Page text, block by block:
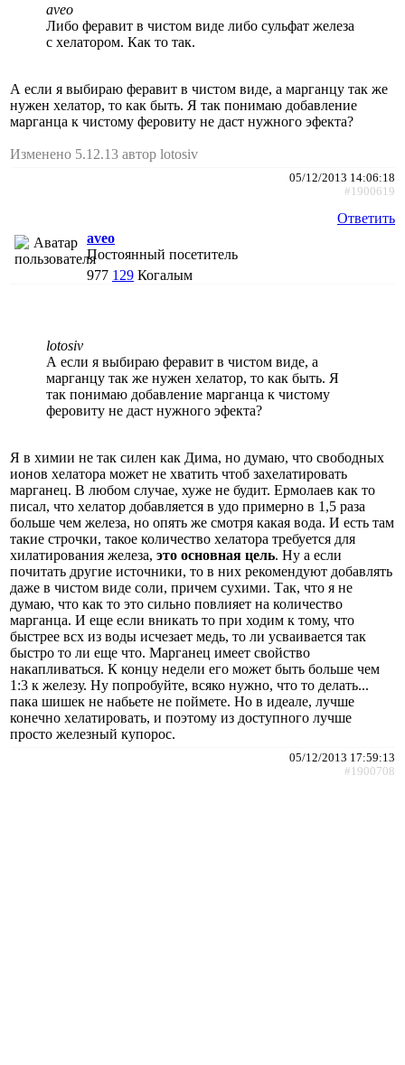
aveo
Либо феравит в чистом виде либо сульфат железа
с хелатором. Как то так.
А если я выбираю феравит в чистом виде, а марганцу так же
нужен хелатор, то как быть. Я так понимаю добавление
марганца к чистому феровиту не даст нужного эфекта?
Изменено 5.12.13 автор lotosiv
05/12/2013 14:06:18
#1900619
Ответить
aveo
Постоянный посетитель
977 129 Когалым
lotosiv
А если я выбираю феравит в чистом виде, а
марганцу так же нужен хелатор, то как быть. Я
так понимаю добавление марганца к чистому
феровиту не даст нужного эфекта?
Я в химии не так силен как Дима, но думаю, что свободных
ионов хелатора может не хватить чтоб захелатировать
марганец. В любом случае, хуже не будит. Ермолаев как то
писал, что хелатор добавляется в удо примерно в 1,5 раза
больше чем железа, но опять же смотря какая вода. И есть там
такие строчки, такое количество хелатора требуется для
хилатирования железа, это основная цель. Ну а если
почитать другие источники, то в них рекомендуют добавлять
даже в чистом виде соли, причем сухими. Так, что я не
думаю, что как то это сильно повлияет на количество
марганца. И еще если вникать то при ходим к тому, что
быстрее всх из воды исчезает медь, то ли усваивается так
быстро то ли еще что. Марганец имеет свойство
накапливаться. К концу недели его может быть больше чем
1:3 к железу. Ну попробуйте, всяко нужно, что то делать...
пака шишек не набьете не поймете. Но в идеале, лучше
конечно хелатировать, и поэтому из доступного лучше
просто железный купорос.
05/12/2013 17:59:13
#1900708